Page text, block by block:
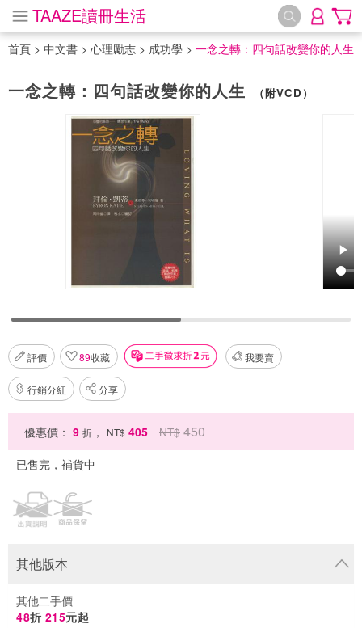
TAAZE讀冊生活
首頁 > 中文書 > 心理勵志 > 成功學 > 一念之轉：四句話改變你的人生
一念之轉：四句話改變你的人生 （附VCD）
評價 89收藏 我要賣
行銷分紅 分享
優惠價： 9 折 ， NT$ 405 NT$ 450
已售完，補貨中
其他版本
其他二手價
48折 215元起